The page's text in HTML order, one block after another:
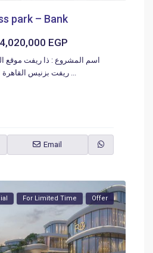
park – Bank
EGP
اسم المشروع : ذا ريفت موقع
Email
For Limited Time Offer